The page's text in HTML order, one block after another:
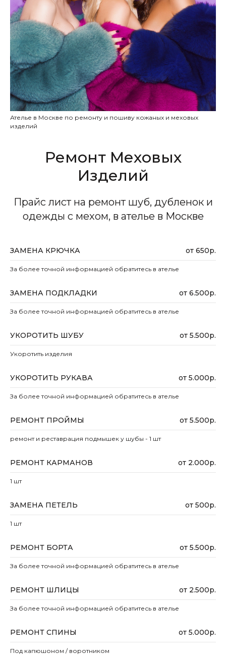
Ателье в Москве по ремонту и пошиву кожаных и меховых
изделий
Ремонт Меховых
Изделий
Прайс лист на ремонт шуб, дубленок и
одежды с мехом, в ателье в Москве
ЗАМЕНА КРЮЧКА от 650р.
За более точной информацией обратитесь в ателье
ЗАМЕНА ПОДКЛАДКИ от 6.500р.
За более точной информацией обратитесь в ателье
УКОРОТИТЬ ШУБУ от 5.500р.
Укоротить изделия
УКОРОТИТЬ РУКАВА от 5.000р.
За более точной информацией обратитесь в ателье
РЕМОНТ ПРОЙМЫ от 5.500р.
ремонт и реставрация подмышек у шубы - 1 шт
РЕМОНТ КАРМАНОВ от 2.000р.
1 шт
ЗАМЕНА ПЕТЕЛЬ от 500р.
1 шт
РЕМОНТ БОРТА от 5.500р.
За более точной информацией обратитесь в ателье
РЕМОНТ ШЛИЦЫ от 2.500р.
За более точной информацией обратитесь в ателье
РЕМОНТ СПИНЫ от 5.000р.
Под капюшоном / воротником